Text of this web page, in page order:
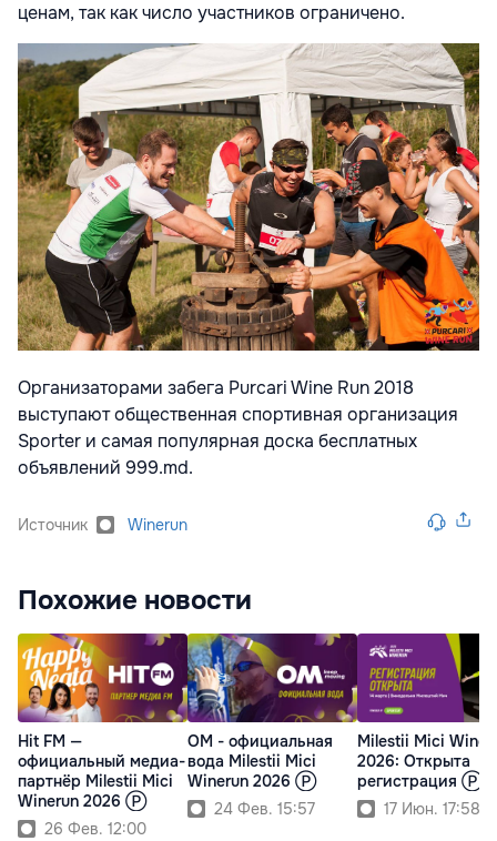
ценам, так как число участников ограничено.
Организаторами забега Purcari Wine Run 2018
выступают общественная спортивная организация
Sporter и самая популярная доска бесплатных
объявлений 999.md.
Источник Winerun
Похожие новости
Hit FM —
официальный медиа-
партнёр Milestii Mici
Winerun 2026 Ⓟ
26 Фев. 12:00
OM - официальная
вода Milestii Mici
Winerun 2026 Ⓟ
24 Фев. 15:57
Milestii Mici
2026: Открыта
регистрация Ⓟ
17 Июн. 17:58